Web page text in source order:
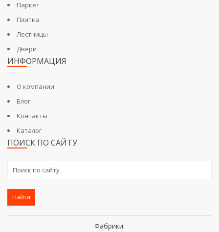
Паркет
Плитка
Лестницы
Двери
ИНФОРМАЦИЯ
О компании
Блог
Контакты
Каталог
ПОИСК ПО САЙТУ
Найти
Фабрики: